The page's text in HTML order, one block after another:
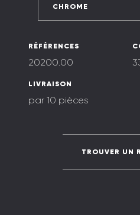
CHROME
RÉFÉRENCES
20200.00
LIVRAISON
par 10 pièces
TROUVER UN